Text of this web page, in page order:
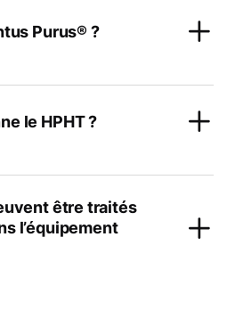
Purus® ?
le HPHT ?
être traités
l’équipement